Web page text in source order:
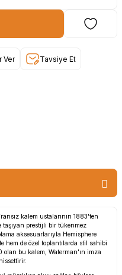
Ver Tavsiye Et
kalem ustalarının 1883'ten
prestijli bir tükenmez
aksesuarlarıyla Hemisphere
hem de özel toplantılarda stil sahibi
olan bu kalem, Waterman'ın imza